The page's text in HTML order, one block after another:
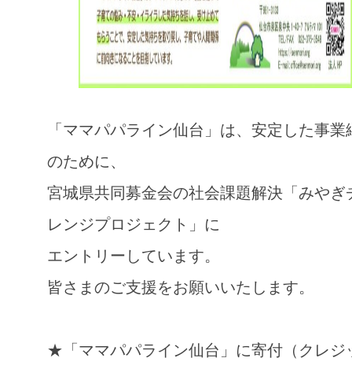
「ママパパライン仙台」は、安定した事業
のために、
宮城県共同募金会の社会課題解決「みやぎ
レンジプロジェクト」に
エントリーしています。
皆さまのご支援をお願いいたします。
★「ママパパライン仙台」に寄付（クレジ